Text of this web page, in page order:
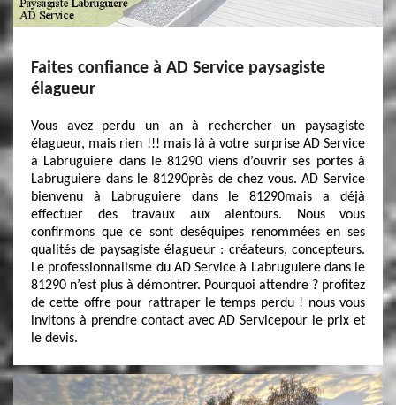
Faites confiance à AD Service paysagiste
élagueur
Vous avez perdu un an à rechercher un paysagiste
élagueur, mais rien !!! mais là à votre surprise AD Service
à Labruguiere dans le 81290 viens d’ouvrir ses portes à
Labruguiere dans le 81290près de chez vous. AD Service
bienvenu à Labruguiere dans le 81290mais a déjà
effectuer des travaux aux alentours. Nous vous
confirmons que ce sont deséquipes renommées en ses
qualités de paysagiste élagueur : créateurs, concepteurs.
Le professionnalisme du AD Service à Labruguiere dans le
81290 n’est plus à démontrer. Pourquoi attendre ? profitez
de cette offre pour rattraper le temps perdu ! nous vous
invitons à prendre contact avec AD Servicepour le prix et
le devis.